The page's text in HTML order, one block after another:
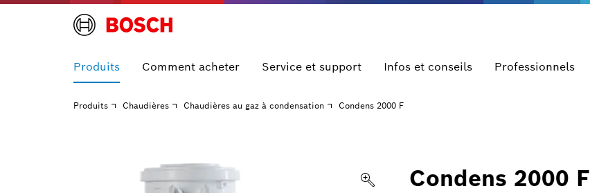
Produits Comment acheter Service et support Infos et conseils Professionnels
Produits Chaudières Chaudières au gaz à condensation Condens 2000 F
Condens 2000 F